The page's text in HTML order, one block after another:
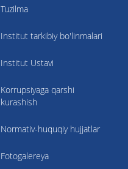
Tuzilma
Institut tarkibiy bo'linmalari
Institut Ustavi
Korrupsiyaga qarshi
kurashish
Normativ-huquqiy hujjatlar
Fotogalereya